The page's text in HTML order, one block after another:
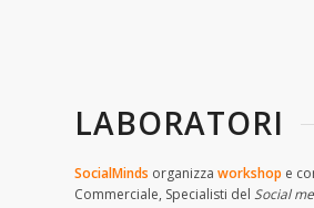
LABORATORI
SocialMinds organizza workshop e
Commerciale, Specialisti del Social